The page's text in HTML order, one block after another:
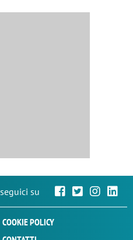
seguici su
COOKIE POLICY